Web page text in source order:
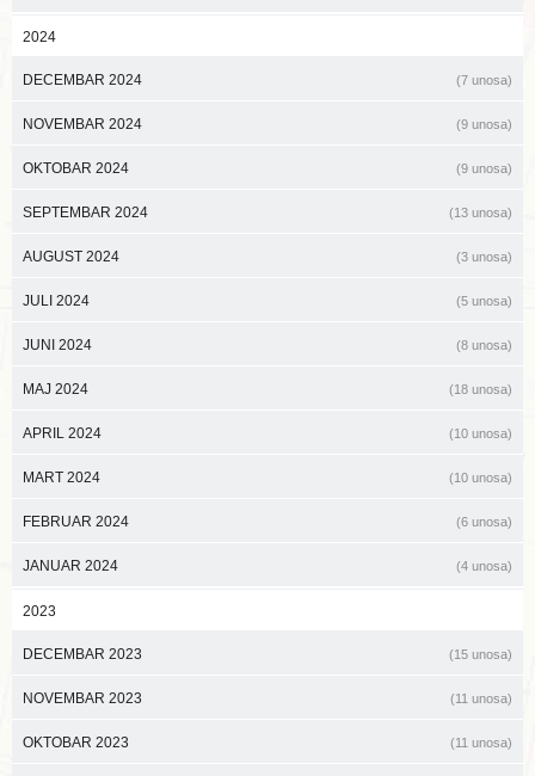
2024
DECEMBAR 2024 (7 unosa)
NOVEMBAR 2024 (9 unosa)
OKTOBAR 2024 (9 unosa)
SEPTEMBAR 2024 (13 unosa)
AUGUST 2024 (3 unosa)
JULI 2024 (5 unosa)
JUNI 2024 (8 unosa)
MAJ 2024 (18 unosa)
APRIL 2024 (10 unosa)
MART 2024 (10 unosa)
FEBRUAR 2024 (6 unosa)
JANUAR 2024 (4 unosa)
2023
DECEMBAR 2023 (15 unosa)
NOVEMBAR 2023 (11 unosa)
OKTOBAR 2023 (11 unosa)